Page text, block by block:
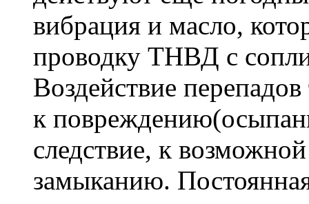
вибрация и масло,
проводку ТНВД с
Воздействие
к
следствие, к
замыканию.